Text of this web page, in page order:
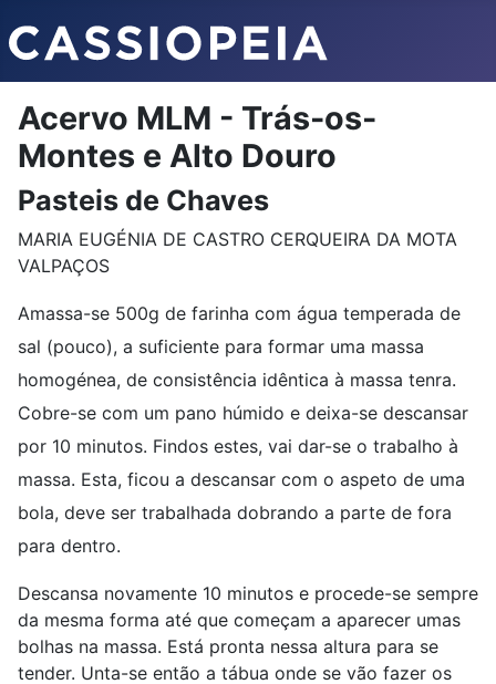
Acervo MLM - Trás-os-
Montes e Alto Douro
Pasteis de Chaves
MARIA EUGÉNIA DE CASTRO CERQUEIRA DA MOTA
VALPAÇOS
Amassa-se 500g de farinha com água temperada de
sal (pouco), a suficiente para formar uma massa
homogénea, de consistência idêntica à massa tenra.
Cobre-se com um pano húmido e deixa-se descansar
por 10 minutos. Findos estes, vai dar-se o trabalho à
massa. Esta, ficou a descansar com o aspeto de uma
bola, deve ser trabalhada dobrando a parte de fora
para dentro.
Descansa novamente 10 minutos e procede-se sempre
da mesma forma até que começam a aparecer umas
bolhas na massa. Está pronta nessa altura para se
tender. Unta-se então a tábua onde se vão fazer os